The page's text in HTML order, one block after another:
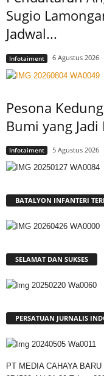
Sugio
Jadwal...
Infotaiment 6 Agustus 2026
Pesona
Bumi yang
Infotaiment 5 Agustus 2026
BATALYON INFANTERI
SELAMAT DAN SUKSES
PERSATUAN JURNALIS
PT MEDIA CAHAYA